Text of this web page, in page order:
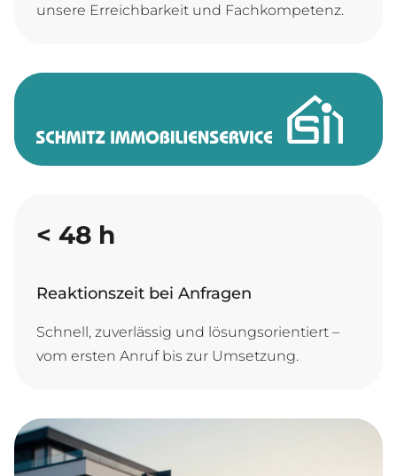
unsere Erreichbarkeit und Fachkompetenz.
< 48 h
Reaktionszeit bei Anfragen
Schnell, zuverlässig und lösungsorientiert –
vom ersten Anruf bis zur Umsetzung.